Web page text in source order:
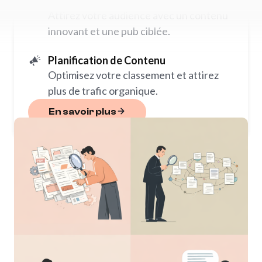
innovant et une pub ciblée.
Planification de Contenu
Optimisez votre classement et attirez
plus de trafic organique.
En savoir plus
en une expérience fluide et utile, qui inspire
confiance et réduit la friction pour l’utilisateur.